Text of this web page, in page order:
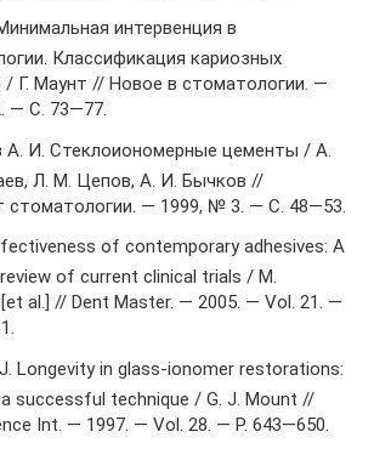
интервенция в
Классификация кариозных
/ Г. Маунт // Новое в стоматологии. —
— С. 73—77.
А. И. Стеклоиономерные цементы / А.
Л. М. Цепов, А. И. Бычков //
стоматологии. — 1999, № 3. — С. 48—53.
of contemporary adhesives: A
of current clinical trials / M.
al.] // Dent Master. — 2005. — Vol. 21. —
Longevity in glass-ionomer restorations:
successful technique / G. J. Mount //
Int. — 1997. — Vol. 28. — Р. 643—650.